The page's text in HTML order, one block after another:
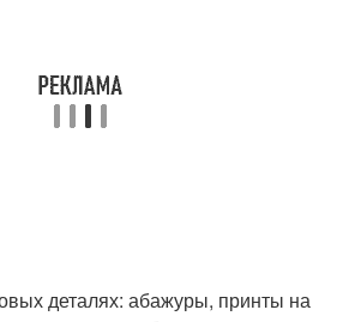
деталях: абажуры, принты на